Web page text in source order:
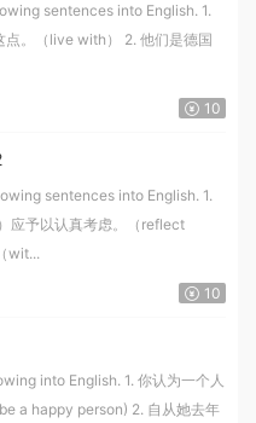
sentences into English. 1.
点。（live with） 2. 他们是德国
10
sentences into English. 1.
应予以认真考虑。（reflect
wit...
10
into English. 1. 你认为一个人
a happy person) 2. 自从她去年